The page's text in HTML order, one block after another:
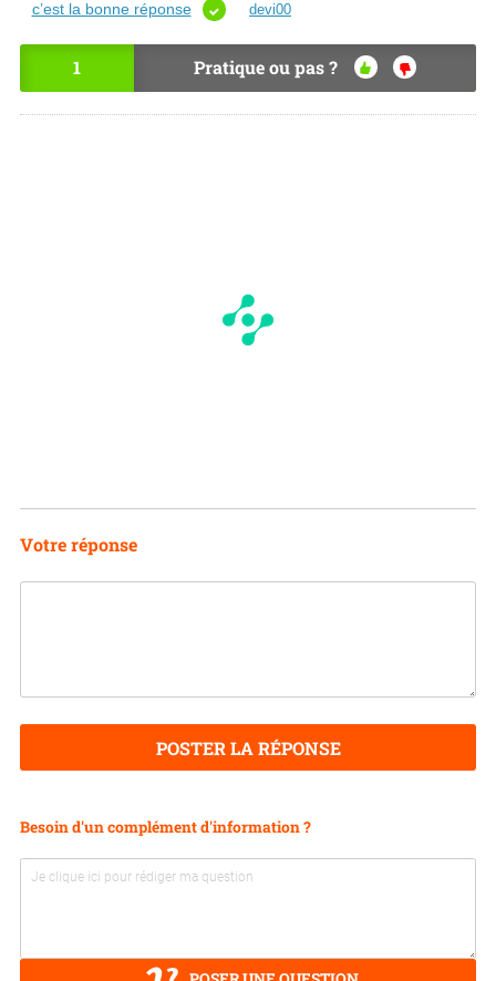
c’est la bonne réponse
devi00
1 Pratique ou pas ?
OU
I
NO
Votre réponse
POSTER LA RÉPONSE
Besoin d'un complément d'information ?